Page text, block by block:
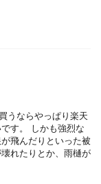
うならやっぱり楽天
す。 しかも強烈な
飛んだりといった被
れたりとか、雨樋が